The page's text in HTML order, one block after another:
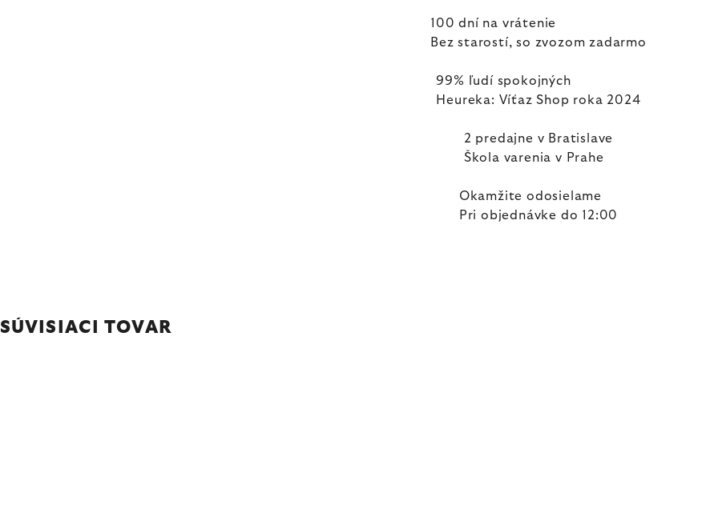
100 dní na vrátenie
Bez starostí, so zvozom zadarmo
99% ľudí spokojných
Heureka: Víťaz Shop roka 2024
2 predajne v Bratislave
Škola varenia v Prahe
Okamžite odosielame
Pri objednávke do 12:00
SÚVISIACI TOVAR